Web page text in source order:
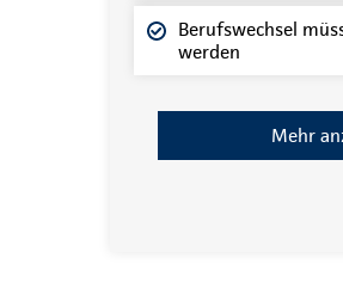
Berufswechsel
werden
Mehr